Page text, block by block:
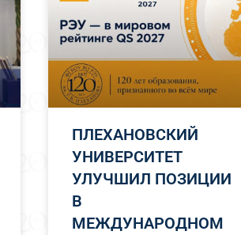
ПЛЕХАНОВСКИЙ
УНИВЕРСИТЕТ
УЛУЧШИЛ ПОЗИЦИИ
В
МЕЖДУНАРОДНОМ